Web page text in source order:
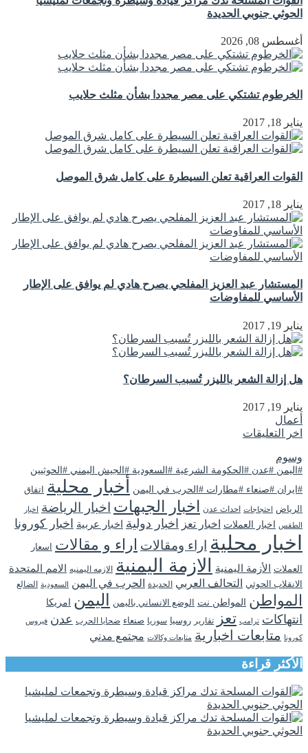
الحوثي جنوبي الحديدة
أغسطس 08, 2026
الخرطوم تشتكي على مصر مجددا بشأن مثلث حلايب
يناير 18, 2017
القوات العراقية تعلن السيطرة على كامل شرق الموصل
يناير 18, 2017
المستشار عبد العزيز المفلحي يصرح هادي لم يوافق على الإطار
الأساسي للمفاوضات
يناير 19, 2017
هل إزالة الشعر بالليزر تُسبب السرطان؟
يناير 19, 2017
أعمال
اخر التعليقات
وسوم
#اليمن #عدن #الحكومة الشرعية #السعودية #الجيش اليمني #الحوثيين
#ايران #صنعاء #مطارات #الحرب في اليمن
أخبار محلية
اتفاق
الرياض
احتجاجات احداث عدن اخبار الجبهات اخبار الرياضة اخبار
الطقس
اخبار العملات اخبار تعز اخبار دولية اخبار عربية اخبار كورونا
اخبار محلية اراء ومقالات اراء و مقالات اسعار
العملات الأزمة اليمنية الازمة اليمنية الازمه اليمنيه الامم المتحدة
الانقلاب الحوثي التحالف العربي الحديدة الحرب في اليمن السعودية الضالع
المواطن المواطن نت الوضع الانساني باليمن اليمن امريكا
انتهاكات ترامب تعز تقارير روسيا سوريا صنعاء ضحايا الحرب عدن فيروس
كورونا متابعات اخبارية متابعات وكالات مجتمع مدني
الأكثر قراءة